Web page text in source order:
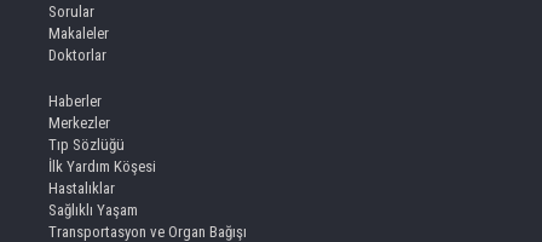
Sorular
Makaleler
Doktorlar
Haberler
Merkezler
Tıp Sözlüğü
İlk Yardım Köşesi
Hastalıklar
Sağlıklı Yaşam
Transportasyon ve Organ Bağışı